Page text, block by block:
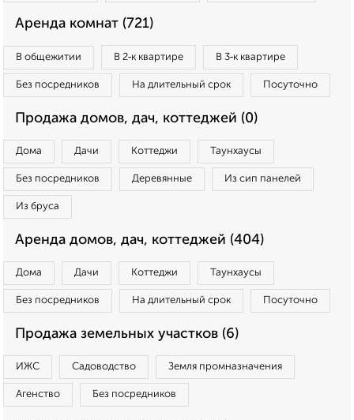
Аренда комнат (721)
В общежитии В 2‑к квартире В 3‑к квартире
Без посредников На длительный срок Посуточно
Продажа домов, дач, коттеджей (0)
Дома Дачи Коттеджи Таунхаусы
Без посредников Деревянные Из сип панелей
Из бруса
Аренда домов, дач, коттеджей (404)
Дома Дачи Коттеджи Таунхаусы
Без посредников На длительный срок Посуточно
Продажа земельных участков (6)
ИЖС Садоводство Земля промназначения
Агенство Без посредников